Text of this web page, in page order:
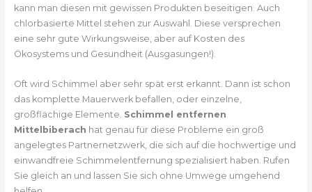
kann man diesen mit gewissen Produkten beseitigen. Auch
chlorbasierte Mittel stehen zur Auswahl. Diese versprechen
eine sehr gute Wirkungsweise, aber auf Kosten des
Ökosystems und Gesundheit (Ausgasungen!).
Oft wird Schimmel aber sehr spät erst erkannt. Dann ist schon
das komplette Mauerwerk befallen, oder einzelne,
großflächige Elemente. Schimmel entfernen
Mittelbiberach hat genau für diese Probleme ein groß
angelegtes Partnernetzwerk, die sich auf die hochwertige und
einwandfreie Schimmelentfernung spezialisiert haben. Rufen
Sie gleich an und lassen Sie sich ohne Umwege umgehend